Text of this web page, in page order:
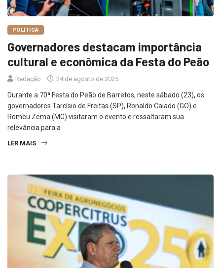
POLÍTICA
Governadores destacam importância
cultural e econômica da Festa do Peão
Redação 24 de agosto de 2025
Durante a 70ª Festa do Peão de Barretos, neste sábado (23), os
governadores Tarcísio de Freitas (SP), Ronaldo Caiado (GO) e
Romeu Zema (MG) visitaram o evento e ressaltaram sua
relevância para a
LER MAIS